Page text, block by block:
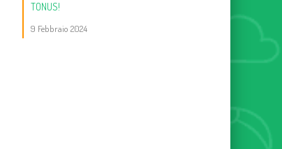
TONUS!
9 Febbraio 2024